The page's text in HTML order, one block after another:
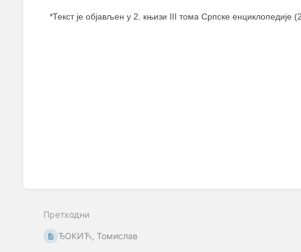
*Текст је објављен у 2. књизи III тома Српске енциклопедије
Претходни
ЂОКИЋ, Томислав